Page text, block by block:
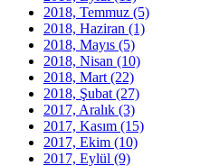
2018, Temmuz (5)
2018, Haziran (1)
2018, Mayıs (5)
2018, Nisan (10)
2018, Mart (22)
2018, Şubat (27)
2017, Aralık (3)
2017, Kasım (15)
2017, Ekim (10)
2017, Eylül (9)